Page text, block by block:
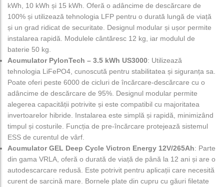
kWh, 10 kWh și 15 kWh. Oferă o adâncime de descărcare de
100% și utilizează tehnologia LFP pentru o durată lungă de viață
și un grad ridicat de securitate. Designul modular și ușor permite
instalarea rapidă. Modulele cântăresc 12 kg, iar modulul de
baterie 50 kg.
Acumulator PylonTech – 3.5 kWh US3000: Utilizează
tehnologia LiFePO4, cunoscută pentru stabilitatea și siguranța sa.
Poate oferi peste 6000 de cicluri de încărcare-descărcare cu o
adâncime de descărcare de 95%. Designul modular permite
alegerea capacității potrivite și este compatibil cu majoritatea
invertoarelor hibride. Instalarea este simplă și rapidă, minimizând
timpul și costurile. Funcția de pre-încărcare protejează sistemul
ESS de curentul de vârf.
Acumulator GEL Deep Cycle Victron Energy 12V/265Ah: Parte
din gama VRLA, oferă o durată de viață de până la 12 ani și are o
autodescarcare redusă. Este potrivit pentru aplicații care necesită
curent de sarcină mare. Bornele plate din cupru cu găuri filetate